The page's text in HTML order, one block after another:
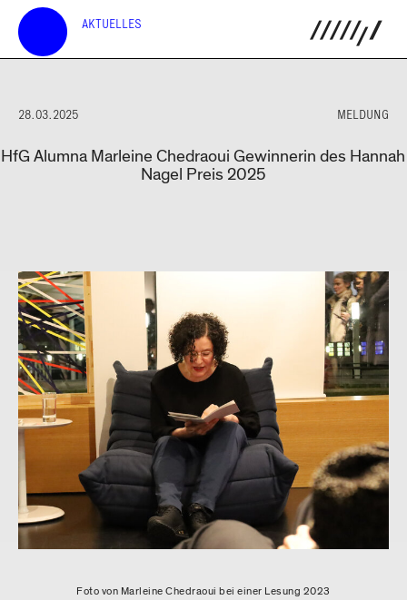
AKTUELLES
28.03.2025 MELDUNG
HfG Alumna Marleine Chedraoui Gewinnerin des Hannah
Nagel Preis 2025
Foto von Marleine Chedraoui bei einer Lesung 2023